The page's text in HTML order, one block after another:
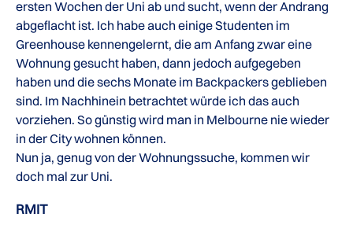
ersten Wochen der Uni ab und sucht, wenn der Andrang
abgeflacht ist. Ich habe auch einige Studenten im
Greenhouse kennengelernt, die am Anfang zwar eine
Wohnung gesucht haben, dann jedoch aufgegeben
haben und die sechs Monate im Backpackers geblieben
sind. Im Nachhinein betrachtet würde ich das auch
vorziehen. So günstig wird man in Melbourne nie wieder
in der City wohnen können.
Nun ja, genug von der Wohnungssuche, kommen wir
doch mal zur Uni.
RMIT